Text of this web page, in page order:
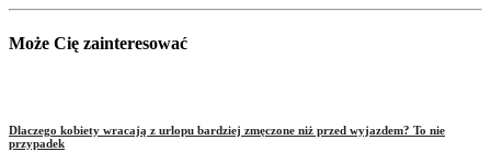
Może Cię zainteresować
Dlaczego kobiety wracają z urlopu bardziej zmęczone niż przed wyjazdem? To nie
przypadek